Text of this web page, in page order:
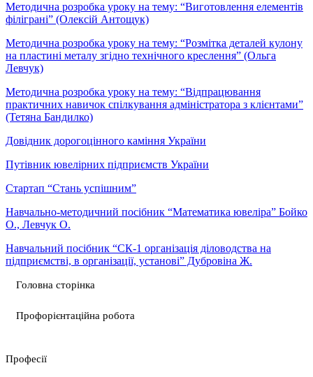
Методична розробка уроку на тему: “Виготовлення елементів
філіграні” (Олексій Антощук)
Методична розробка уроку на тему: “Розмітка деталей кулону
на пластині металу згідно технічного креслення” (Ольга
Левчук)
Методична розробка уроку на тему: “Відпрацювання
практичних навичок спілкування адміністратора з клієнтами”
(Тетяна Бандилко)
Довідник дорогоцінного каміння України
Путівник ювелірних підприємств України
Стартап “Cтань успішним”
Навчально-методичний посібник “Математика ювеліра” Бойко
О., Левчук О.
Навчальний посібник “СК-1 організація діловодства на
підприємстві, в організації, установі” Дубровіна Ж.
Головна сторінка
Профорієнтаційна робота
Професії